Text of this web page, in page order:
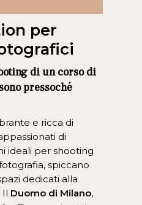
per
di un corso di
pressoché
e ricca di
di
ideali per shooting
spiccano
dedicati alla
Il Duomo di Milano,